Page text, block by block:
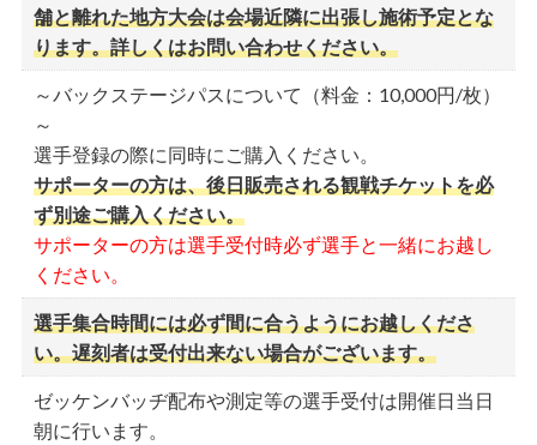
周囲の観客に迷惑となる高さでの撮影
公序良俗に反する撮影
一眼レフ、ビデオカメラ等（Gopro類含む）での
公式メディア申込み：FWJ実行委員会事務局へお問い合
わせください
舗と離れた地方大会は会場近隣に出張し施術予定とな
ります。詳しくはお問い合わせください。
～バックステージパスについて（料金：10,000円/枚）
～
選手登録の際に同時にご購入ください。
サポーターの方は、後日販売される観戦チケットを必
ず別途ご購入ください。
サポーターの方は選手受付時必ず選手と一緒にお越し
ください。
選手集合時間には必ず間に合うようにお越しくださ
い。遅刻者は受付出来ない場合がございます。
ゼッケンバッヂ配布や測定等の選手受付は開催日当日
朝に行います。